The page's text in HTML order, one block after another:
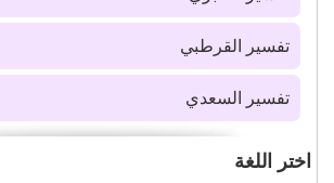
تفسير القرطبي
تفسير السعدي
اختر اللغة